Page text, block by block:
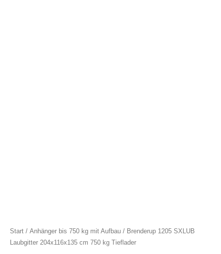
Start / Anhänger bis 750 kg mit Aufbau / Brenderup 1205 SXLUB
Laubgitter 204x116x135 cm 750 kg Tieflader